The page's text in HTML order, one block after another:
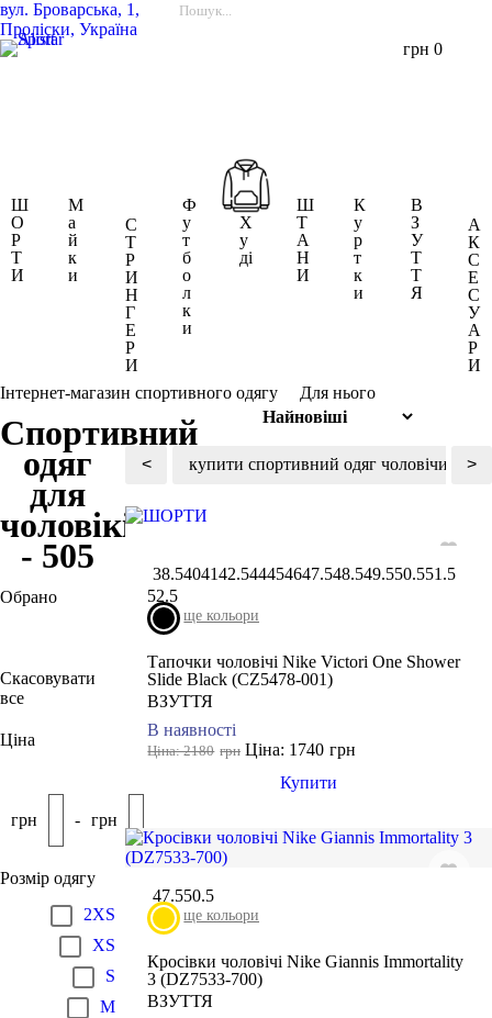
вул. Броварська, 1,
Проліски, Україна
грн 0
Ш
О
Р
Т
И
М
а
й
к
и
С
Т
Р
И
Н
Г
Е
Р
И
Ф
у
т
б
о
л
к
и
Х
у
ді
Ш
Т
А
Н
И
К
у
р
т
к
и
В
З
У
Т
Т
Я
А
К
С
Е
С
У
А
Р
И
Інтернет-магазин спортивного одягу
Для нього
Спортивний
одяг
для
чоловіків
- 505
Обрано
Скасовувати
все
Ціна
грн - грн
Розмір одягу
2XS
XS
S
M
< купити спортивний одяг чоловічий >
38.5404142.544454647.548.549.550.551.5
52.5
ще кольори
Тапочки чоловічі Nike Victori One Shower
Slide Black (CZ5478-001)
ВЗУТТЯ
В наявності
грн
Ціна: 2180 грн
Ціна: 1740
Купити
47.550.5
ще кольори
Кросівки чоловічі Nike Giannis Immortality
3 (DZ7533-700)
ВЗУТТЯ